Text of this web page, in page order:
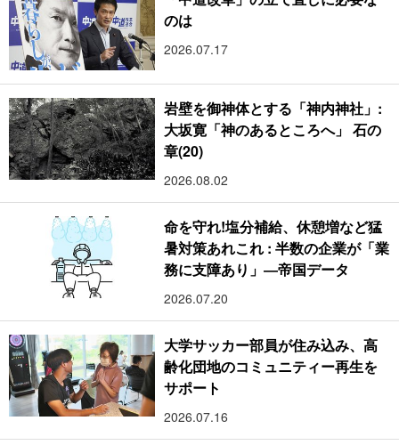
のは
2026.07.17
岩壁を御神体とする「神内神社」:
大坂寛「神のあるところへ」 石の
章(20)
2026.08.02
命を守れ!塩分補給、休憩増など猛
暑対策あれこれ : 半数の企業が「業
務に支障あり」―帝国データ
2026.07.20
大学サッカー部員が住み込み、高
齢化団地のコミュニティー再生を
サポート
2026.07.16